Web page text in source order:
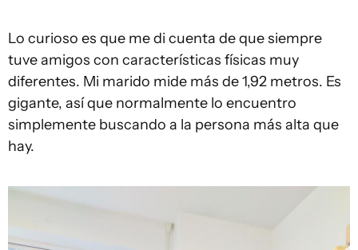
Lo curioso es que me di cuenta de que siempre
tuve amigos con características físicas muy
diferentes. Mi marido mide más de 1,92 metros. Es
gigante, así que normalmente lo encuentro
simplemente buscando a la persona más alta que
hay.